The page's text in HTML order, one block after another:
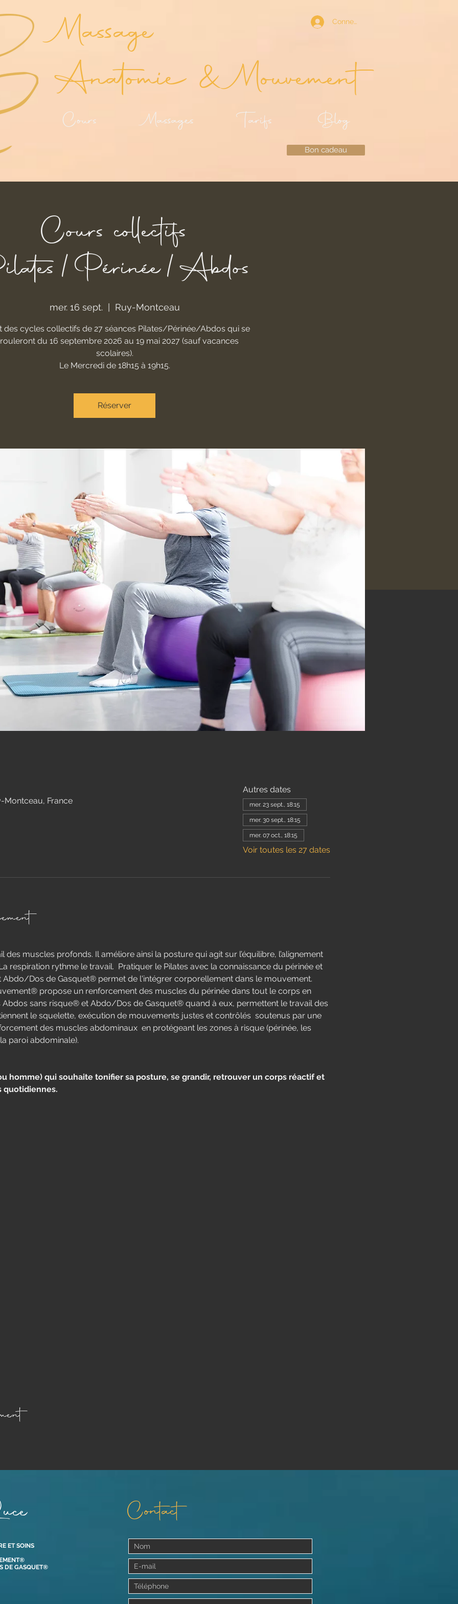
Massage
Anatomie & Mouvement
Connexion
Cours Massages Tarifs Blog
Bon cadeau
Cours collectifs
Périnée/Abdos
mer. 16 sept.
  |
Ruy-Montceau
des cycles collectifs de 27 séances Pilates/Périnée/Abdos qui se
du 16 septembre 2026 au 19 mai 2027 (sauf vacances
scolaires).
Le Mercredi de 18h15 à 19h15.
Réserver
Montceau, France
Autres dates
mer. 23 sept., 18:15
mer. 30 sept., 18:15
mer. 07 oct., 18:15
Voir toutes les 27 dates
des muscles profonds. Il améliore ainsi la posture qui agit sur l’équilibre, l’alignement
respiration rythme le travail.  Pratiquer le Pilates avec la connaissance du périnée et
Abdo/Dos de Gasquet® permet de l'intégrer corporellement dans le mouvement.
propose un renforcement des muscles du périnée dans tout le corps en
Abdos sans risque® et Abdo/Dos de Gasquet® quand à eux, permettent le travail des
le squelette, exécution de mouvements justes et contrôlés  soutenus par une
des muscles abdominaux  en protégeant les zones à risque (périnée, les
paroi abdominale).
homme) qui souhaite tonifier sa posture, se grandir, retrouver un corps réactif et
quotidiennes.
ET SOINS
DE GASQUET®
Contact